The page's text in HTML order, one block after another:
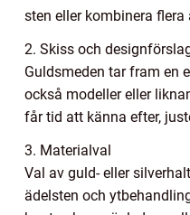
sten eller kombinera flera
2. Skiss och
Guldsmeden tar fram en
också modeller eller
får tid att känna efter,
3. Materialval
Val av guld- eller
ädelsten och